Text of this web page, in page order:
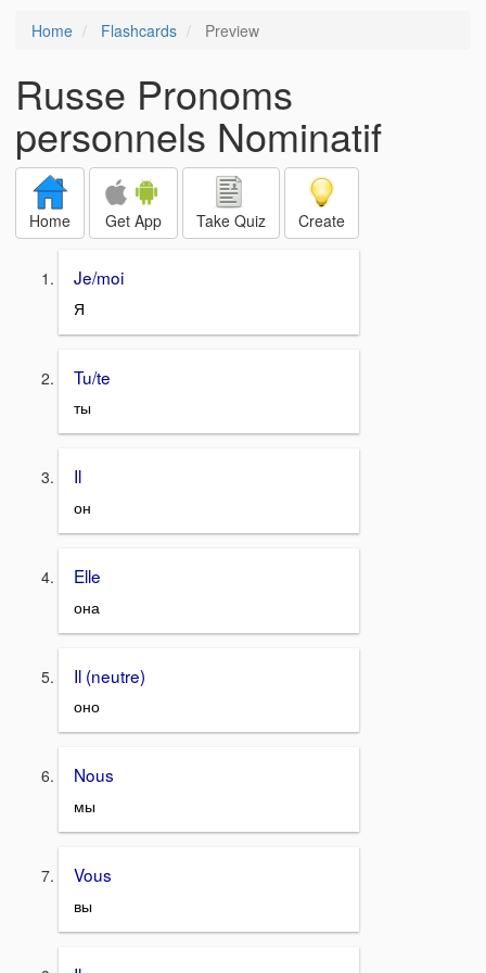
Home Flashcards Preview
Russe Pronoms
personnels Nominatif
Home Get App Take Quiz Create
Je/moi
Я
Tu/te
ты
Il
он
Elle
она
Il (neutre)
оно
Nous
мы
Vous
вы